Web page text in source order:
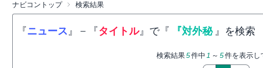
ナビコントップ 検索結果
『ニュース 』 − 『タイトル』で『 『対外秘 』を検索
検索結果5件中 1 ～ 5件を表示し